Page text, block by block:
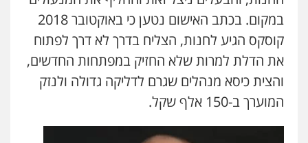
במקום. בכתב האישום נטען כי באוקטובר 2018
קוסקס הגיע לחנות, הצליח בדרך לא דרך לפתוח
את הדלת למרות שלא החזיק במפתחות החדשים,
והצית כיסא מנהלים שגרם לדליקה גדולה ולנזק
המוערך ב-150 אלף שקל.